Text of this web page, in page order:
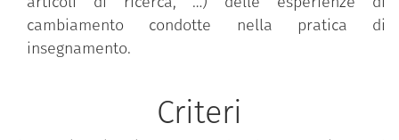
didattica in università;
Strategie di analisi del proprio contesto di
insegnamento apprendimento;
autovalutazione della propria pratica didattica
con feedback formale da parte degli studenti;
cambiamento condotte nella pratica di
insegnamento.
Criteri